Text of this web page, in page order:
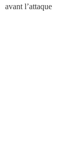
avant l’attaque